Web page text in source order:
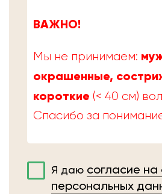
ВАЖНО!
Мы не принимаем:
окрашенные,
короткие (< 40 см)
Спасибо за
Я даю согласие
персональных